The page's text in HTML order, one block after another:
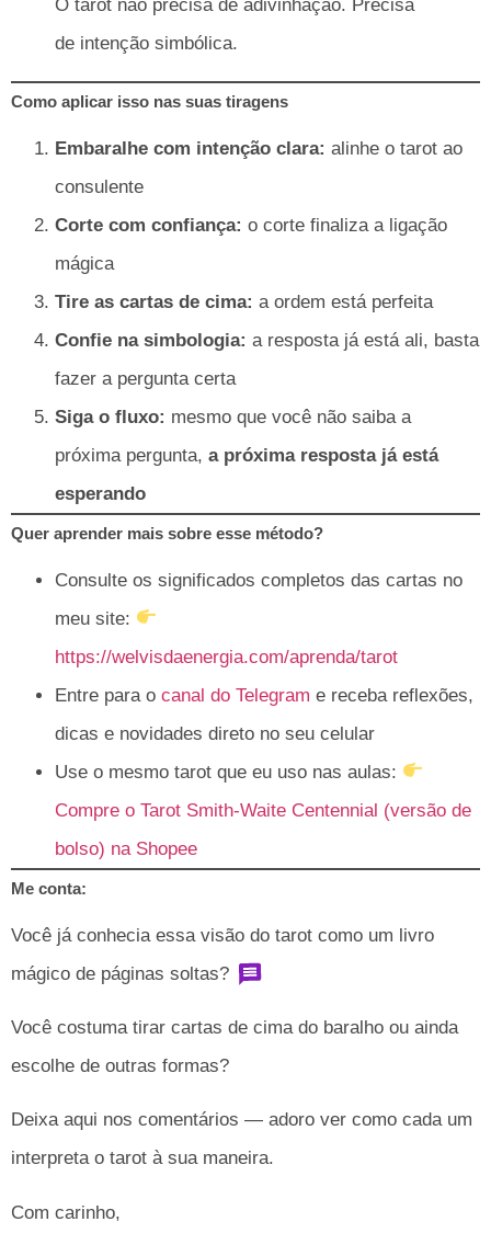
O tarot não precisa de adivinhação. Precisa
de intenção simbólica.
Como aplicar isso nas suas tiragens
Embaralhe com intenção clara: alinhe o tarot ao
consulente
Corte com confiança: o corte finaliza a ligação
mágica
Tire as cartas de cima: a ordem está perfeita
Confie na simbologia: a resposta já está ali, basta
fazer a pergunta certa
Siga o fluxo: mesmo que você não saiba a
próxima pergunta, a próxima resposta já está
esperando
Quer aprender mais sobre esse método?
Consulte os significados completos das cartas no
meu site:
https://welvisdaenergia.com/aprenda/tarot
Entre para o canal do Telegram e receba reflexões,
dicas e novidades direto no seu celular
Use o mesmo tarot que eu uso nas aulas:
Compre o Tarot Smith-Waite Centennial (versão de
bolso) na Shopee
Me conta:
Você já conhecia essa visão do tarot como um livro
mágico de páginas soltas?
Você costuma tirar cartas de cima do baralho ou ainda
escolhe de outras formas?
Deixa aqui nos comentários — adoro ver como cada um
interpreta o tarot à sua maneira.
Com carinho,